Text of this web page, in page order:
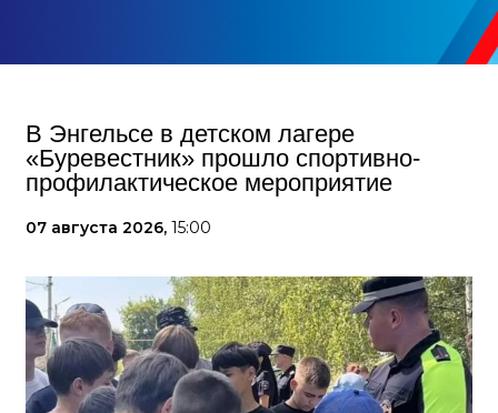
В Энгельсе в детском лагере
«Буревестник» прошло спортивно-
профилактическое мероприятие
07 августа 2026, 15:00